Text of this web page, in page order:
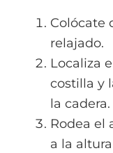
Colócate
relajado.
Localiza
costilla y
la cadera.
Rodea el
a la